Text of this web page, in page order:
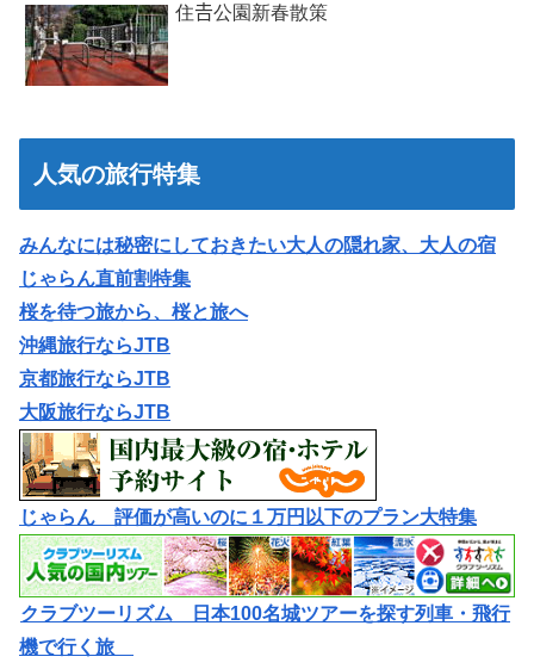
住𠮷公園新春散策
人気の旅行特集
みんなには秘密にしておきたい大人の隠れ家、大人の宿
じゃらん直前割特集
桜を待つ旅から、桜と旅へ
沖縄旅行ならJTB
京都旅行ならJTB
大阪旅行ならJTB
じゃらん 評価が高いのに１万円以下のプラン大特集
クラブツーリズム 日本100名城ツアーを探す列車・飛行
機で行く旅